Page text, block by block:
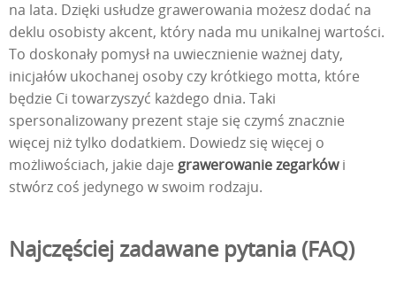
na lata. Dzięki usłudze grawerowania możesz dodać na
deklu osobisty akcent, który nada mu unikalnej wartości.
To doskonały pomysł na uwiecznienie ważnej daty,
inicjałów ukochanej osoby czy krótkiego motta, które
będzie Ci towarzyszyć każdego dnia. Taki
spersonalizowany prezent staje się czymś znacznie
więcej niż tylko dodatkiem. Dowiedz się więcej o
możliwościach, jakie daje grawerowanie zegarkówi
stwórz coś jedynego w swoim rodzaju.
Najczęściej zadawane pytania (FAQ)